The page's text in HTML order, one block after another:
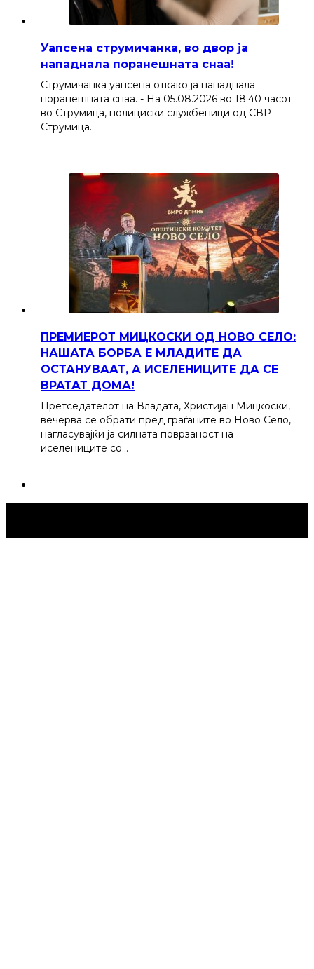
Уапсена струмичанка, во двор ја
нападнала поранешната снаа!
Струмичанка уапсена откако ја нападнала
поранешната снаа. - На 05.08.2026 во 18:40 часот
во Струмица, полициски службеници од СВР
Струмица…
ПРЕМИЕРОТ МИЦКОСКИ ОД НОВО СЕЛО:
НАШАТА БОРБА Е МЛАДИТЕ ДА
ОСТАНУВААТ, А ИСЕЛЕНИЦИТЕ ДА СЕ
ВРАТАТ ДОМА!
Претседателот на Владата, Христијан Мицкоски,
вечерва се обрати пред граѓаните во Ново Село,
нагласувајќи ја силната поврзаност на
иселениците со…